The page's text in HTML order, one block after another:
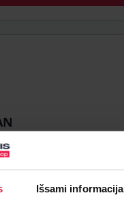
Išsami informacija
0025